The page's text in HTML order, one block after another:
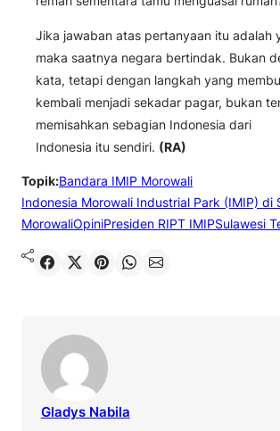
Jika jawaban atas pertanyaan itu adalah
maka saatnya negara bertindak. Bukan
kata, tetapi dengan langkah yang
kembali menjadi sekadar pagar, bukan
memisahkan sebagian Indonesia dari
Indonesia itu sendiri. (RA)
Topik:Bandara IMIP Morowali
Indonesia Morowali Industrial Park (IMIP) di
MorowaliOpiniPresiden RIPT IMIPSulawesi
Shared Share on X Pin It Send on WhatsApp Send on Email
Gladys Nabila